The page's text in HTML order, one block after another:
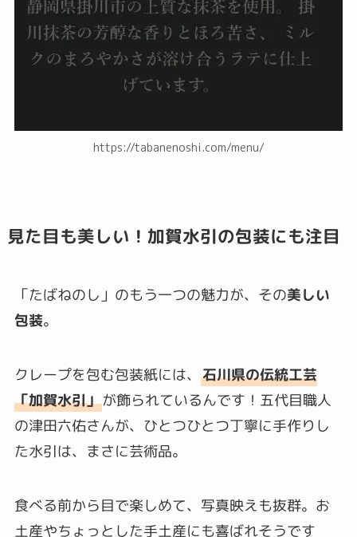
https://tabanenoshi.com/menu/
見た目も美しい！加賀水引の包装にも注目
「たばねのし」のもう一つの魅力が、その美しい
包装。
クレープを包む包装紙には、 石川県の伝統工芸
「加賀水引」が飾られているんです！五代目職人
の津田六佑さんが、ひとつひとつ丁寧に手作りし
た水引は、まさに芸術品。
食べる前から目で楽しめて、写真映えも抜群。お
土産やちょっとした手土産にも喜ばれそうです